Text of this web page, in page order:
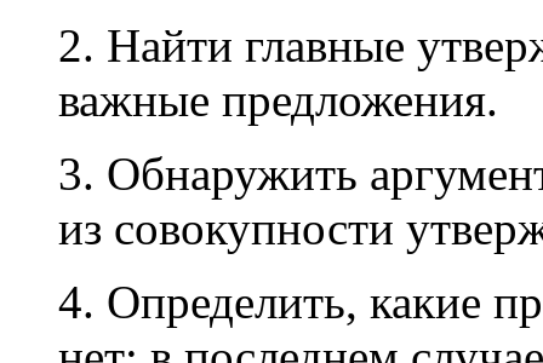
2. Найти главные
важные предложения.
3. Обнаружить
из совокупности
4. Определить, какие